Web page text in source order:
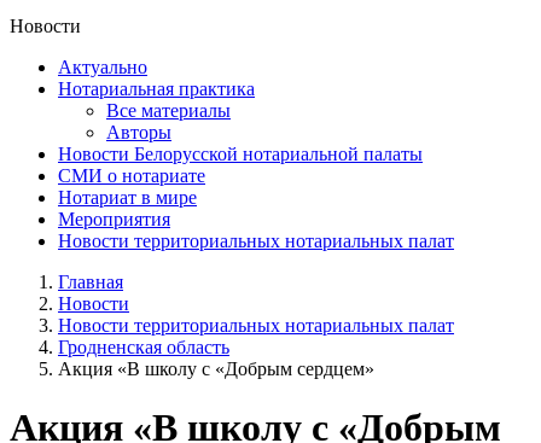
Новости
Актуально
Нотариальная практика
Все материалы
Авторы
Новости Белорусской нотариальной палаты
СМИ о нотариате
Нотариат в мире
Мероприятия
Новости территориальных нотариальных палат
Главная
Новости
Новости территориальных нотариальных палат
Гродненская область
Акция «В школу с «Добрым сердцем»
Акция «В школу с «Добрым